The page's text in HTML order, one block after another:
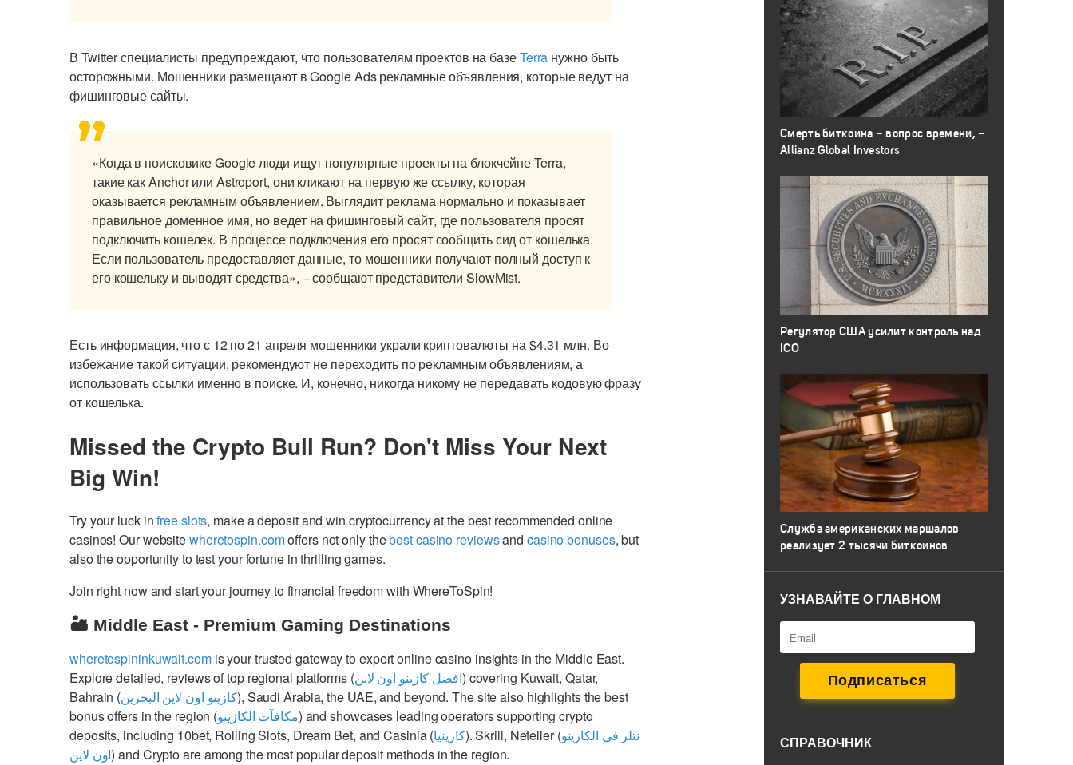
В Twitter специалисты предупреждают, что пользователям проектов на базеTerra нужно быть
осторожными. Мошенники размещают в Google Ads рекламные объявления, которые ведут на
фишинговые сайты.
«Когда в поисковике Google люди ищут популярные проекты на блокчейне Terra,
такие как Anchor или Astroport, они кликают на первую же ссылку, которая
оказывается рекламным объявлением. Выглядит реклама нормально и показывает
правильное доменное имя, но ведет на фишинговый сайт, где пользователя просят
подключить кошелек. В процессе подключения его просят сообщить сид от кошелька.
Если пользователь предоставляет данные, то мошенники получают полный доступ к
его кошельку и выводят средства», – сообщают представители SlowMist.
Есть информация, что с 12 по 21 апреля мошенники украли криптовалюты на $4.31 млн. Во
избежание такой ситуации, рекомендуют не переходить по рекламным объявлениям, а
использовать ссылки именно в поиске. И, конечно, никогда никому не передавать кодовую фразу
от кошелька.
Missed the Crypto Bull Run? Don't Miss Your Next
Big Win!
Try your luck infree slots, make a deposit and win cryptocurrency at the best recommended online
casinos! Our websitewheretospin.comoffers not only thebest casino reviewsand casino bonuses, but
also the opportunity to test your fortune in thrilling games.
Join right now and start your journey to financial freedom with WhereToSpin!
🏜️ Middle East - Premium Gaming Destinations
wheretospininkuwait.comis your trusted gateway to expert online casino insights in the Middle East.
Explore detailed, reviews of top regional platforms (افضل كازينو اون لاين) covering Kuwait, Qatar,
Bahrain (كازينو اون لاين البحرين), Saudi Arabia, the UAE, and beyond. The site also highlights the best
bonus offers in the region (مكافآت الكازينو) and showcases leading operators supporting crypto
deposits, including 10bet, Rolling Slots, Dream Bet, and Casinia (كازينيا). Skrill, Neteller (نتلر في الكازينو
اون لاين) and Crypto are among the most popular deposit methods in the region.
Смерть биткоина – вопрос времени, –
Allianz Global Investors
Регулятор США усилит контроль над
ICO
Служба американских маршалов
реализует 2 тысячи биткоинов
УЗНАВАЙТЕ О ГЛАВНОМ
СПРАВОЧНИК